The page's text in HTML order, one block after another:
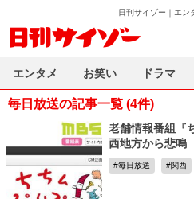
日刊サイゾー｜エン
毎日放送の記事一覧 (4件)
老舗情報番組『
西地方から悲鳴
毎日放送 関西
エンタメ お笑い ドラマ